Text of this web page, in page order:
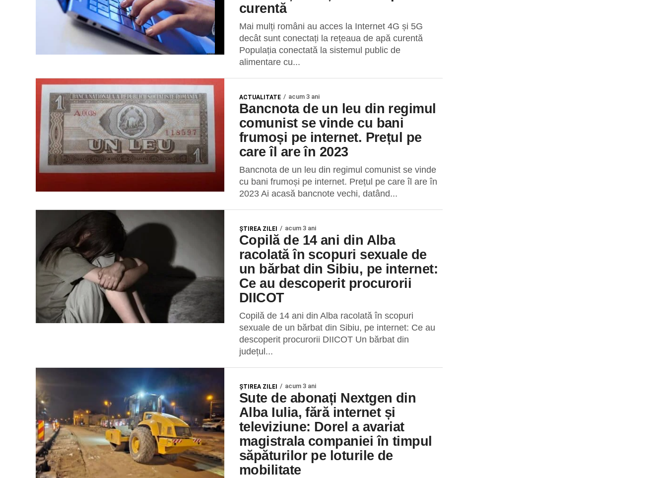
curentă
Mai mulți români au acces la Internet 4G și 5G
decât sunt conectați la rețeaua de apă curentă
Populația conectată la sistemul public de
alimentare cu...
ACTUALITATE acum 3 ani
Bancnota de un leu din regimul
comunist se vinde cu bani
frumoși pe internet. Prețul pe
care îl are în 2023
Bancnota de un leu din regimul comunist se vinde
cu bani frumoși pe internet. Prețul pe care îl are în
2023 Ai acasă bancnote vechi, datând...
ŞTIREA ZILEI acum 3 ani
Copilă de 14 ani din Alba
racolată în scopuri sexuale de
un bărbat din Sibiu, pe internet:
Ce au descoperit procurorii
DIICOT
Copilă de 14 ani din Alba racolată în scopuri
sexuale de un bărbat din Sibiu, pe internet: Ce au
descoperit procurorii DIICOT Un bărbat din
județul...
ŞTIREA ZILEI acum 3 ani
Sute de abonați Nextgen din
Alba Iulia, fără internet și
televiziune: Dorel a avariat
magistrala companiei în timpul
săpăturilor pe loturile de
mobilitate